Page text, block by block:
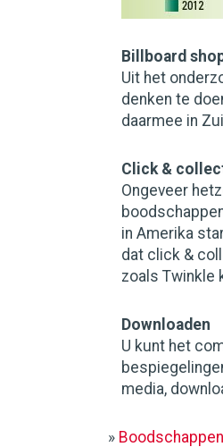
Billboard
Uit het
denken te
daarmee in
Click &
Ongeveer
in Amerika
dat click &
zoals Twinkle
Downloaden
U kunt het
media,
»